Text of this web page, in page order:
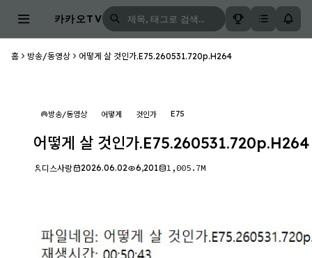
카카오TV
홈 방송/동영상 어떻게 살 것인가.E75.260531.720p.H264
방송/동영상 어떻게 것인가 E75
어떻게 살 것인가.E75.260531.720p.H264
디스사랑 2026.06.02 6,201 1,005.7M